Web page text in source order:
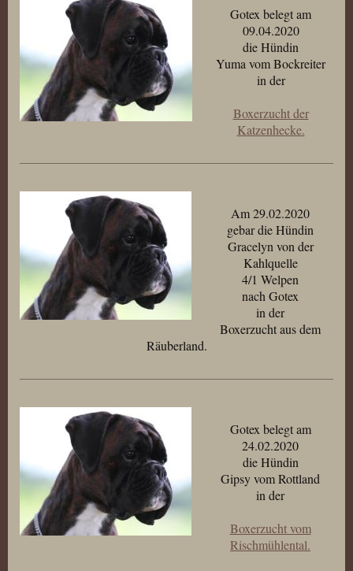
Gotex belegt am
09.04.2020
die Hündin
Yuma vom Bockreiter
in der
Boxerzucht der
Katzenhecke.
Am 29.02.2020
gebar die Hündin
Gracelyn von der
Kahlquelle
4/1 Welpen
nach Gotex
in der
Boxerzucht aus dem
Räuberland.
Gotex belegt am
24.02.2020
die Hündin
Gipsy vom Rottland
in der
Boxerzucht vom
Rischmühlental.